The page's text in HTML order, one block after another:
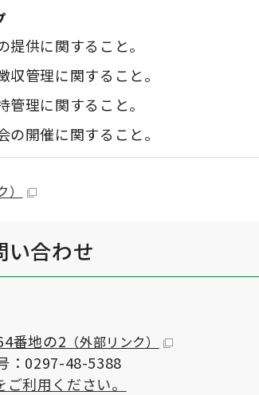
提供に関すること。
収管理に関すること。
管理に関すること。
の開催に関すること。
い合わせ
番地の2 （外部リンク）
：0297-48-5388
利用ください。